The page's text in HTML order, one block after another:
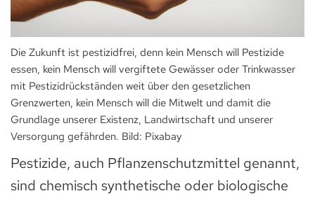
Die Zukunft ist pestizidfrei, denn kein Mensch will Pestizide
essen, kein Mensch will vergiftete Gewässer oder Trinkwasser
mit Pestizidrückständen weit über den gesetzlichen
Grenzwerten, kein Mensch will die Mitwelt und damit die
Grundlage unserer Existenz, Landwirtschaft und unserer
Versorgung gefährden. Bild: Pixabay
Pestizide, auch Pflanzenschutzmittel genannt,
sind chemisch synthetische oder biologische